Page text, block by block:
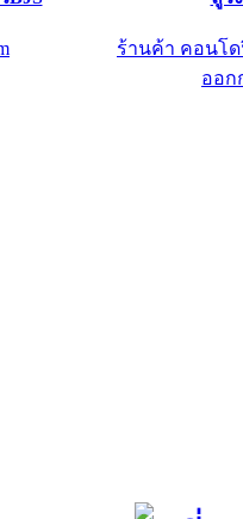
ร้านค้า คอนโด
ออก